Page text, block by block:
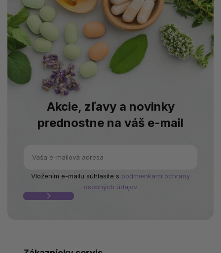
Akcie, zľavy a novinky
prednostne na váš e-mail
Vložením e-mailu súhlasíte s podmienkami ochrany
osobných údajov